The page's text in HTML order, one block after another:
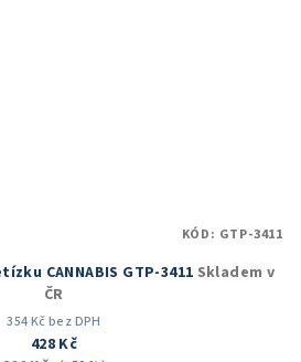
CANNABIS GTP-3411 Skladem v
ČR
354 Kč bez DPH
428 Kč
KÓD: GTP-3411